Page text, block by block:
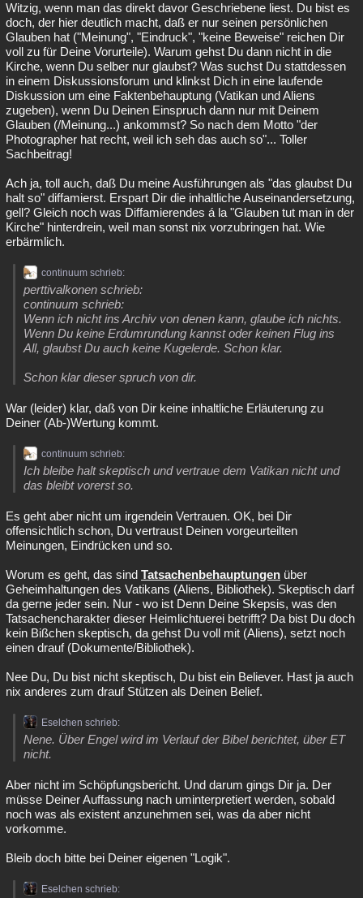
Witzig, wenn man das direkt davor Geschriebene liest. Du bist es
doch, der hier deutlich macht, daß er nur seinen persönlichen
Glauben hat ("Meinung", "Eindruck", "keine Beweise" reichen Dir
voll zu für Deine Vorurteile). Warum gehst Du dann nicht in die
Kirche, wenn Du selber nur glaubst? Was suchst Du stattdessen
in einem Diskussionsforum und klinkst Dich in eine laufende
Diskussion um eine Faktenbehauptung (Vatikan und Aliens
zugeben), wenn Du Deinen Einspruch dann nur mit Deinem
Glauben (/Meinung...) ankommst? So nach dem Motto "der
Photographer hat recht, weil ich seh das auch so"... Toller
Sachbeitrag!
Ach ja, toll auch, daß Du meine Ausführungen als "das glaubst Du
halt so" diffamierst. Erspart Dir die inhaltliche Auseinandersetzung,
gell? Gleich noch was Diffamierendes á la "Glauben tut man in der
Kirche" hinterdrein, weil man sonst nix vorzubringen hat. Wie
erbärmlich.
continuum schrieb:
perttivalkonen schrieb:
continuum schrieb:
Wenn ich nicht ins Archiv von denen kann, glaube ich nichts.
Wenn Du keine Erdumrundung kannst oder keinen Flug ins
All, glaubst Du auch keine Kugelerde. Schon klar.
Schon klar dieser spruch von dir.
War (leider) klar, daß von Dir keine inhaltliche Erläuterung zu
Deiner (Ab-)Wertung kommt.
continuum schrieb:
Ich bleibe halt skeptisch und vertraue dem Vatikan nicht und
das bleibt vorerst so.
Es geht aber nicht um irgendein Vertrauen. OK, bei Dir
offensichtlich schon, Du vertraust Deinen vorgeurteilten
Meinungen, Eindrücken und so.
Worum es geht, das sind Tatsachenbehauptungen über
Geheimhaltungen des Vatikans (Aliens, Bibliothek). Skeptisch darf
da gerne jeder sein. Nur - wo ist Denn Deine Skepsis, was den
Tatsachencharakter dieser Heimlichtuerei betrifft? Da bist Du doch
kein Bißchen skeptisch, da gehst Du voll mit (Aliens), setzt noch
einen drauf (Dokumente/Bibliothek).
Nee Du, Du bist nicht skeptisch, Du bist ein Believer. Hast ja auch
nix anderes zum drauf Stützen als Deinen Belief.
Eselchen schrieb:
Nene. Über Engel wird im Verlauf der Bibel berichtet, über ET
nicht.
Aber nicht im Schöpfungsbericht. Und darum gings Dir ja. Der
müsse Deiner Auffassung nach uminterpretiert werden, sobald
noch was als existent anzunehmen sei, was da aber nicht
vorkomme.
Bleib doch bitte bei Deiner eigenen "Logik".
Eselchen schrieb: